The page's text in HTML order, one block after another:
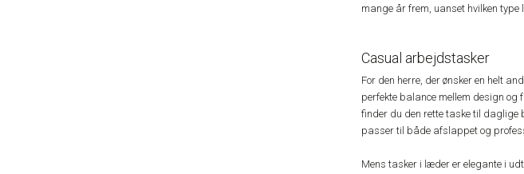
mange år frem, uanset hvilken
Casual arbejdstasker
For den herre, der ønsker en helt
perfekte balance mellem design
finder du den rette taske til daglige
passer til både afslappet og
Mens tasker i læder er elegante i